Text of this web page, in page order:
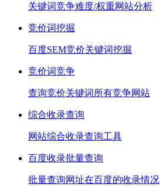
关键词竞争难度/权重网站分析
竞价词挖掘
百度SEM竞价关键词挖掘
竞价词竞争
查询竞价关键词所有竞争网站
综合收录查询
网站综合收录查询工具
百度收录批量查询
批量查询网址在百度的收录情况